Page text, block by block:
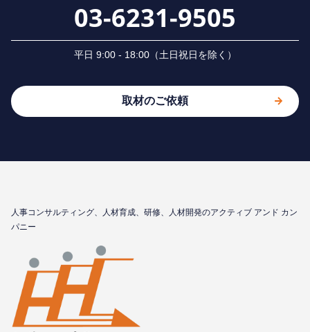
03-6231-9505
平⽇ 9:00 - 18:00（⼟⽇祝⽇を除く）
取材のご依頼
⼈事コンサルティング、⼈材育成、研修、⼈材開発のアクティブ アンド カン
パニー